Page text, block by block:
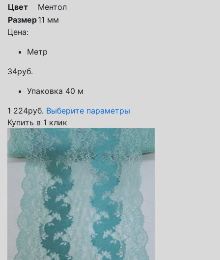
Цвет
Ментол
Размер11 мм
Цена:
Метр
34руб.
Упаковка 40 м
1 224руб. Выберите параметры
Купить в 1 клик